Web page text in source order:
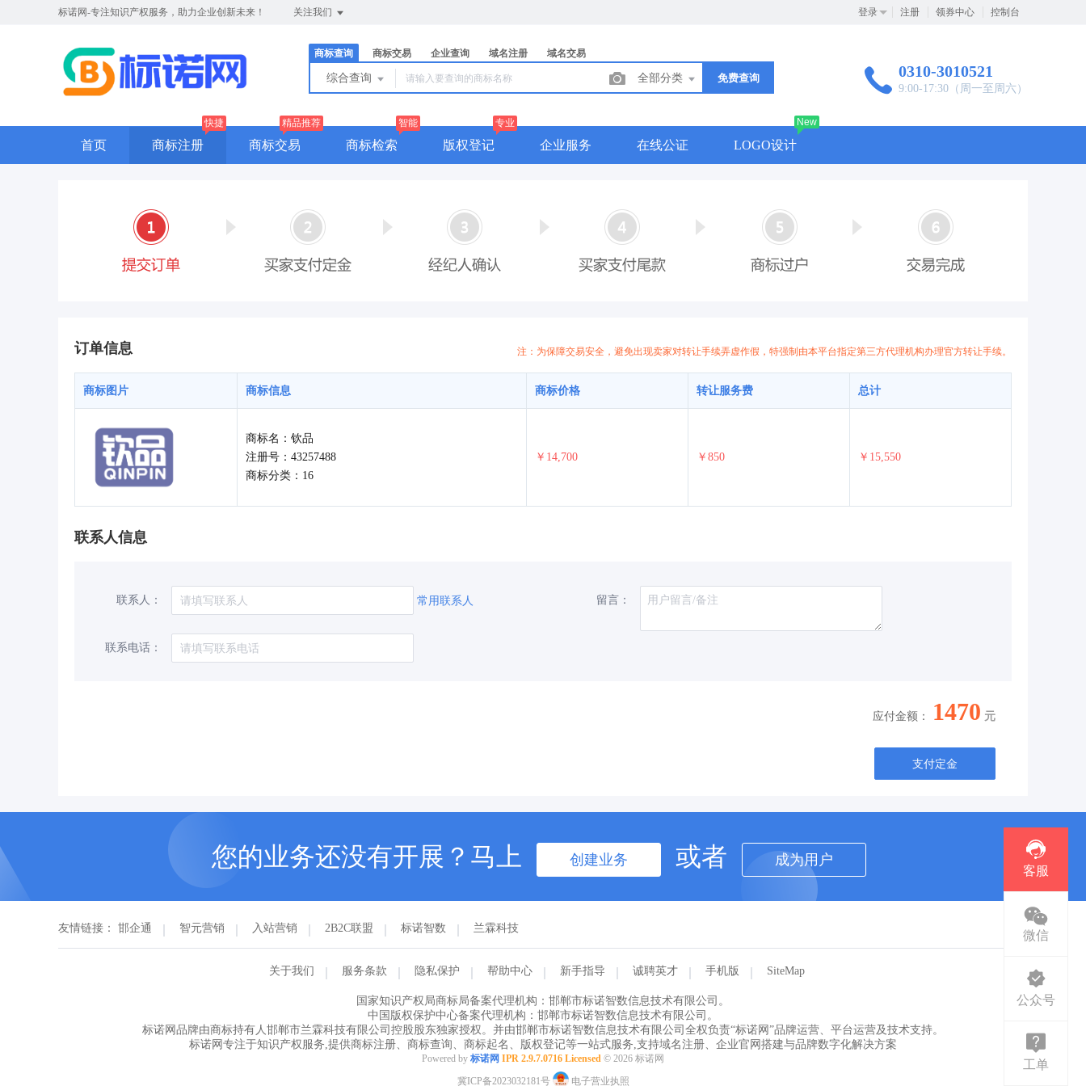
标诺网-专注知识产权服务，助力企业创新未来！ 关注我们 登录 注册 领券中心 控制台
商标查询 商标交易 企业查询 域名注册 域名交易
综合查询 全部分类 免费查询 0310-3010521
9:00-17:30（周一至周六）
首页 商标注册
快捷
商标交易
精品推荐
商标检索
智能
版权登记
专业
企业服务 在线公证 LOGO设计
New
订单信息 注：为保障交易安全，避免出现卖家对转让手续弄虚作假，特强制由本平台指定第三方代理机构办理官方转让手续。
商标图片 商标信息 商标价格 转让服务费 总计
商标名：钦品
注册号：43257488
商标分类：16
￥14,700 ￥850 ￥15,550
联系人信息
联系人： 常用联系人
联系电话：
留言：
应付金额： 1470 元
支付定金
您的业务还没有开展？马上 创建业务 或者 成为用户
友情链接： 邯企通 智元营销 入站营销 2B2C联盟 标诺智数 兰霖科技
关于我们 服务条款 隐私保护 帮助中心 新手指导 诚聘英才 手机版 SiteMap
国家知识产权局商标局备案代理机构：邯郸市标诺智数信息技术有限公司。
中国版权保护中心备案代理机构：邯郸市标诺智数信息技术有限公司。
标诺网品牌由商标持有人邯郸市兰霖科技有限公司控股股东独家授权。并由邯郸市标诺智数信息技术有限公司全权负责“标诺网”品牌运营、平台运营及技术支持。
标诺网专注于知识产权服务,提供商标注册、商标查询、商标起名、版权登记等一站式服务,支持域名注册、企业官网搭建与品牌数字化解决方案
Powered by 标诺网 IPR 2.9.7.0716 Licensed © 2026 标诺网
冀ICP备2023032181号
电子营业执照
客服
微信
公众号
工单